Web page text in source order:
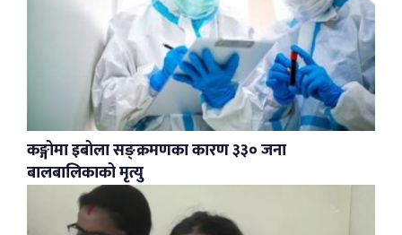
कङ्गोमा इबोला सङ्क्रमणका कारण ३३० जना
बालबालिकाको मृत्यु